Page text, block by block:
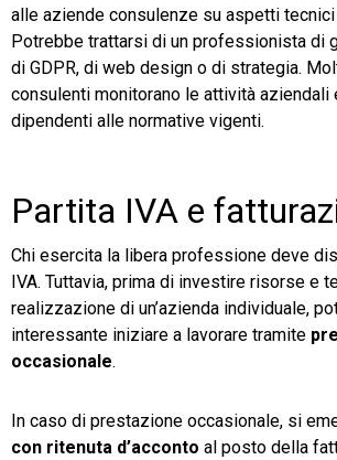
alle aziende consulenze su aspetti
Potrebbe trattarsi di un professionista di
di GDPR, di web design o di strategia.
consulenti monitorano le attività aziendali
dipendenti alle normative vigenti.
Partita IVA e
Chi esercita la libera professione deve
IVA. Tuttavia, prima di investire risorse e
realizzazione di un’azienda individuale,
interessante iniziare a lavorare tramite
occasionale.
In caso di prestazione occasionale, si
con ritenuta d’acconto al posto della